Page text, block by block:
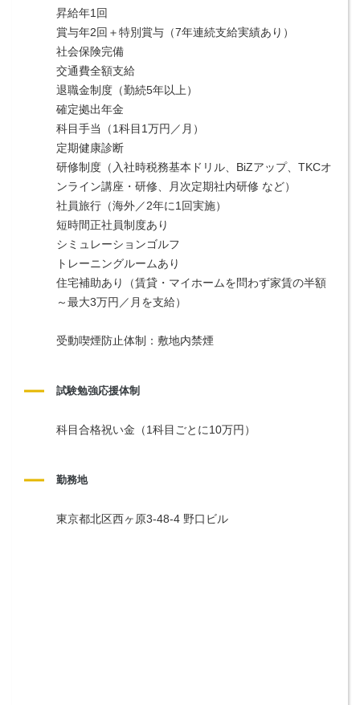
昇給年1回
賞与年2回＋特別賞与（7年連続支給実績あり）
社会保険完備
交通費全額支給
退職金制度（勤続5年以上）
確定拠出年金
科目手当（1科目1万円／月）
定期健康診断
研修制度（入社時税務基本ドリル、BiZアップ、TKCオ
ンライン講座・研修、月次定期社内研修 など）
社員旅行（海外／2年に1回実施）
短時間正社員制度あり
シミュレーションゴルフ
トレーニングルームあり
住宅補助あり（賃貸・マイホームを問わず家賃の半額
～最大3万円／月を支給）
受動喫煙防止体制：敷地内禁煙
試験勉強応援体制
科目合格祝い金（1科目ごとに10万円）
勤務地
東京都北区西ヶ原3-48-4 野口ビル